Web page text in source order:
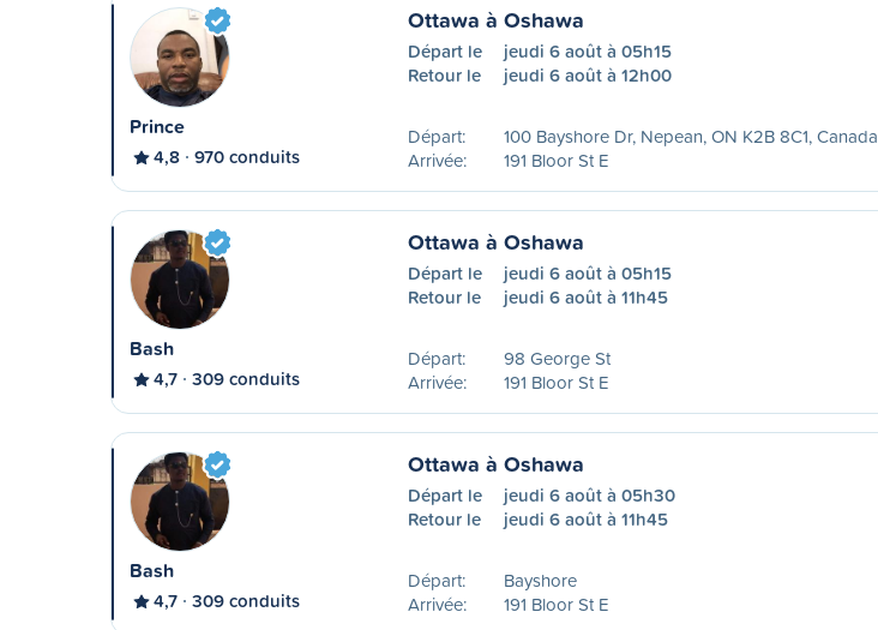
Prince
4,8 970 conduits
Ottawa à Oshawa
Départ le
jeudi 6 août à 05h15
Retour le
jeudi 6 août à 12h00
Départ:
100 Bayshore Dr, Nepean, ON K2B 8C1, Canada
Arrivée:
191 Bloor St E
Bash
4,7 309 conduits
Ottawa à Oshawa
Départ le
jeudi 6 août à 05h15
Retour le
jeudi 6 août à 11h45
Départ:
98 George St
Arrivée:
191 Bloor St E
Bash
4,7 309 conduits
Ottawa à Oshawa
Départ le
jeudi 6 août à 05h30
Retour le
jeudi 6 août à 11h45
Départ:
Bayshore
Arrivée:
191 Bloor St E